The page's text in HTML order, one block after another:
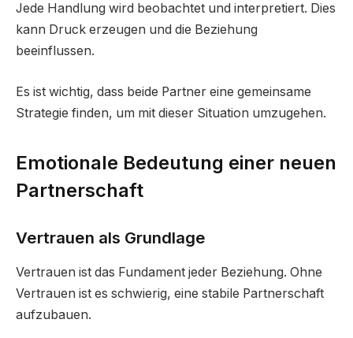
Jede Handlung wird beobachtet und interpretiert. Dies
kann Druck erzeugen und die Beziehung
beeinflussen.
Es ist wichtig, dass beide Partner eine gemeinsame
Strategie finden, um mit dieser Situation umzugehen.
Emotionale Bedeutung einer neuen
Partnerschaft
Vertrauen als Grundlage
Vertrauen ist das Fundament jeder Beziehung. Ohne
Vertrauen ist es schwierig, eine stabile Partnerschaft
aufzubauen.